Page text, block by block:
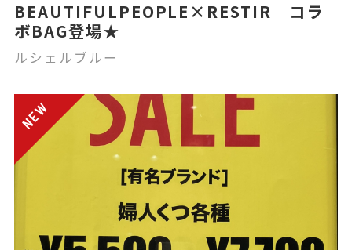
BEAUTIFULPEOPLE×RESTIR コラ
ボBAG登場★
ルシェルブルー